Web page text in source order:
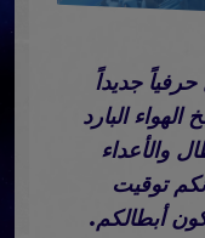
جديداً
البارد
والأعداء
توقيت
أبطالكم.